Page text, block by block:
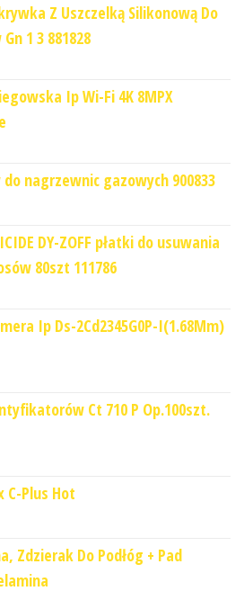
Z Uszczelką Silikonową Do
1 3 881828
Ip Wi-Fi 4K 8MPX
nagrzewnic gazowych 900833
DY-ZOFF płatki do usuwania
80szt 111786
Ip Ds-2Cd2345G0P-I(1.68Mm)
Ct 710 P Op.100szt.
C-Plus Hot
Zdzierak Do Podłóg + Pad